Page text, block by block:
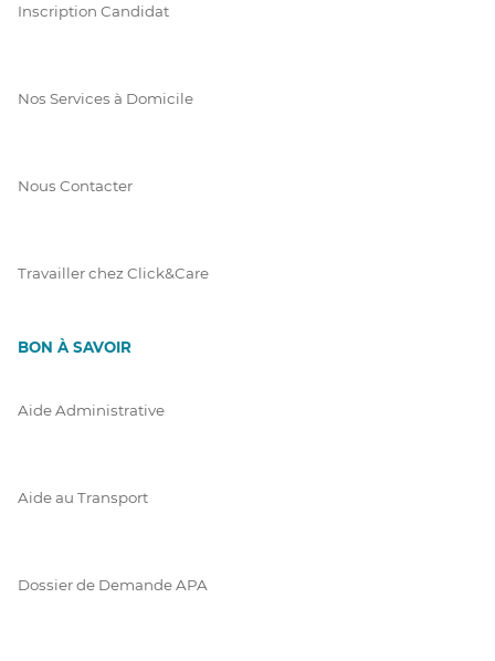
Inscription Candidat
Nos Services à Domicile
Nous Contacter
Travailler chez Click&Care
BON À SAVOIR
Aide Administrative
Aide au Transport
Dossier de Demande APA